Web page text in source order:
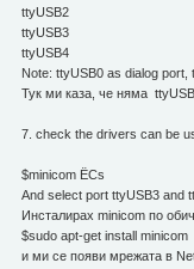
ttyUSB2
ttyUSB3
ttyUSB4
Note: ttyUSB0 as dialog
Тук ми каза, че няма
7. check the drivers can be
$minicom ЁCs
And select port ttyUSB3 and
Инсталирах minicom по
$sudo apt-get install minicom
и ми се появи мрежата в